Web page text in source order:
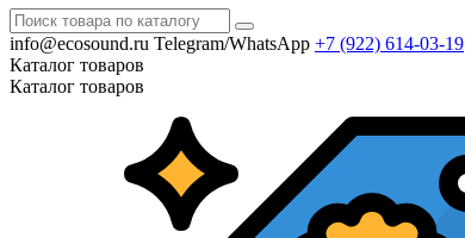
info@ecosound.ru Telegram/WhatsApp +7 (922) 614-03-19
Каталог товаров
Каталог товаров